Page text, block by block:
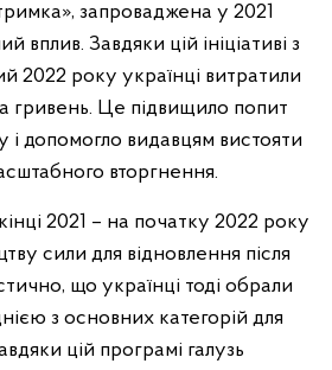
запроваджена у 2021
вплив. Завдяки цій ініціативі з
2022 року українці витратили
гривень. Це підвищило попит
і допомогло видавцям вистояти
вторгнення.
2021 – на початку 2022 року
сили для відновлення після
що українці тоді обрали
з основних категорій для
цій програмі галузь